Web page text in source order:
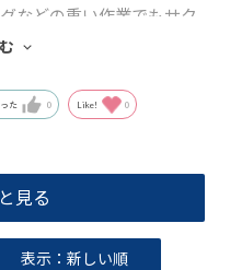
などの重い作業でもサク
。
ビューや複雑なレンダリ
る時間が短縮され、これ
た 0 Like! 0
見る
表示：新しい順